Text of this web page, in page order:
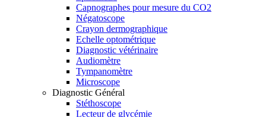
Capnographes pour mesure du CO2
Négatoscope
Crayon dermographique
Echelle optométrique
Diagnostic vétérinaire
Audiomètre
Tympanomètre
Microscope
Diagnostic Général
Stéthoscope
Lecteur de glycémie